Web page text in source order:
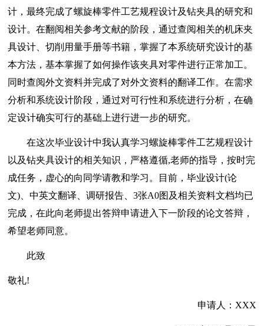
计，最终完成了螺旋棒零件工艺规程设计及钻夹具的研究和
设计。在翻阅相关参考文献的阶段，通过查阅相关的机床夹
具设计、切削用量手册等书籍，掌握了本系统研究设计的基
本方法，基本掌握了如何操作该夹具对零件进行正常加工。
同时查阅外文资料并完成了对外文资料的翻译工作。在需求
分析和系统设计阶段，通过对可行性和系统进行分析，在确
定设计确实可行的基础上进行进一步的研究。
在这次毕业设计中我认真学习螺旋棒零件工艺规程设计
以及钻夹具设计的相关知识，严格遵循,老师的指导，按时完
成任务，虚心的向同学请教和学习。目前，毕业设计(论
文)、中英文翻译、调研报告、3张A0图及相关资料文档均已
完成，在此向老师提出答辩申请进入下一阶段的论文答辩，
希望老师同意。
此致
敬礼!
申请人：XXX